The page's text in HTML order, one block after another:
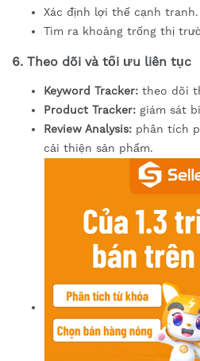
Xác định lợi thế cạnh tranh.
Tìm ra khoảng trống thị
6. Theo dõi và tối ưu liên tục
Keyword Tracker: theo dõi
Product Tracker: giám sát
Review Analysis: phân tích
cải thiện sản phẩm.